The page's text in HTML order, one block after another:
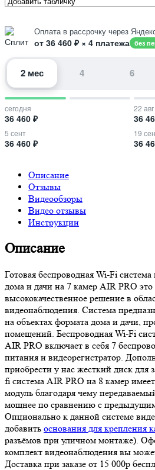
Оплата в рассрочку через
от 36 460 ₽ × 4 платежа без
2 мес 4 6
сегодня
36 460 ₽
22 авг
36
5 сент
36 460 ₽
19
36
Описание
Отзывы
Видеообзоры
Видео отзывы
Инструкции
Описание
Готовая беспроводная Wi-Fi
дома и дачи на 7 камер AIR PRO
высококачественное решение в
видеонаблюдения. Система
на объектах формата дома и дачи,
помещений. Беспроводная Wi-Fi
AIR PRO включает в себя 7
питания и видеорегистратор.
приобрести у нас жесткий диск для
fi система AIR PRO на 8 камер
модуль благодаря чему
мощнее по сравнению с
Опционально к данной системе
добавить основания для крепления
разъёмов при уличном монтаже).
комплект видеонаблюдения вы
Доставка при заказе от 15 000р